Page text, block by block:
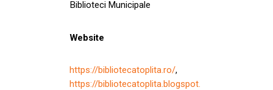
Biblioteci Municipale
Website
https://bibliotecatoplita.ro/,
https://bibliotecatoplita.blogspot.